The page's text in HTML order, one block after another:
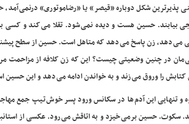
پذیرترین شکل دوباره «قیصر» یا «رضاموتوری» درنمی
بیابند. حسین هست و دیده نمی شود. تقلا می کند و
می دهد، زن پاسخ می دهد که متاهل است. حسین از سطح
مان در چنین وضعیتی چیست؟ این که زن کلافه از
کتابش را وروق می زند و به خواندن ادامه می دهد و این
و تنهایی این آدم ها در سکانس ورود پسر خوش تیپ جمع
سکوت. حسین برمی خیزد و به اتاقش می رود. عکسی از